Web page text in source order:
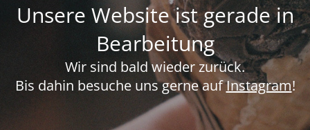
Unsere Website ist gerade in
Bearbeitung
Wir sind bald wieder zurück.
Bis dahin besuche uns gerne aufInstagram!